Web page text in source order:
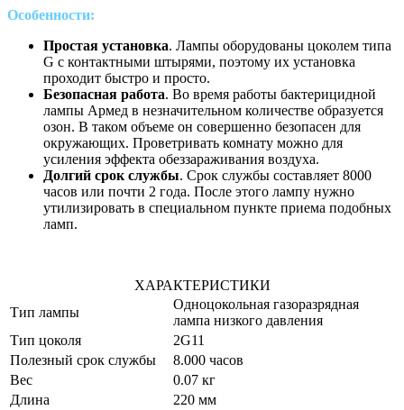
Особенности:
Простая установка. Лампы оборудованы цоколем типа
G с контактными штырями, поэтому их установка
проходит быстро и просто.
Безопасная работа. Во время работы бактерицидной
лампы Армед в незначительном количестве образуется
озон. В таком объеме он совершенно безопасен для
окружающих. Проветривать комнату можно для
усиления эффекта обеззараживания воздуха.
Долгий срок службы. Срок службы составляет 8000
часов или почти 2 года. После этого лампу нужно
утилизировать в специальном пункте приема подобных
ламп.
ХАРАКТЕРИСТИКИ
Тип лампы
Одноцокольная газоразрядная
лампа низкого давления
Тип цоколя
2G11
Полезный срок службы
8.000 часов
Вес
0.07 кг
Длина
220 мм